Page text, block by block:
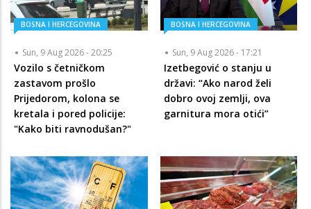
BOSNA I HERCEGOVINA
Sun, 9 Aug 2026 - 20:25
Vozilo s četničkom
zastavom prošlo
Prijedorom, kolona se
kretala i pored policije:
"Kako biti ravnodušan?"
BOSNA I HERCEGOVINA
Sun, 9 Aug 2026 - 17:21
Izetbegović o stanju u
državi: “Ako narod želi
dobro ovoj zemlji, ova
garnitura mora otići”